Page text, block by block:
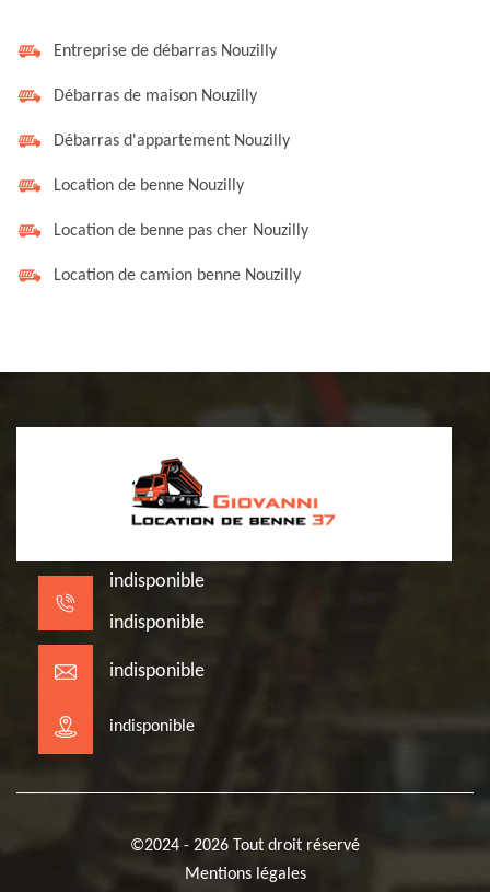
Entreprise de débarras Nouzilly
Débarras de maison Nouzilly
Débarras d'appartement Nouzilly
Location de benne Nouzilly
Location de benne pas cher Nouzilly
Location de camion benne Nouzilly
indisponible
indisponible
indisponible
indisponible
©2024 - 2026 Tout droit réservé
Mentions légales